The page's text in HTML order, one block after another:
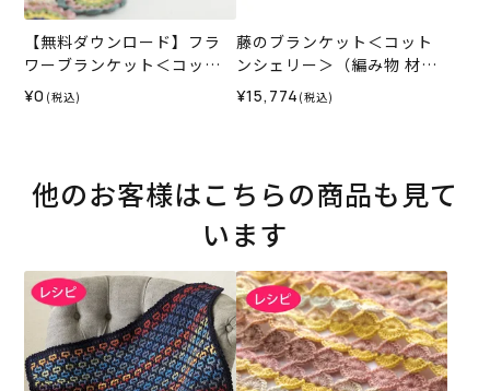
【無料ダウンロード】フラ
ワーブランケット＜コット
ンシェリー＞（レシピ）
¥0 (税込)
藤のブランケット＜コット
ンシェリー＞（編み物 材料
セット）
¥15,774 (税込)
他のお客様はこちらの商品も見て
います